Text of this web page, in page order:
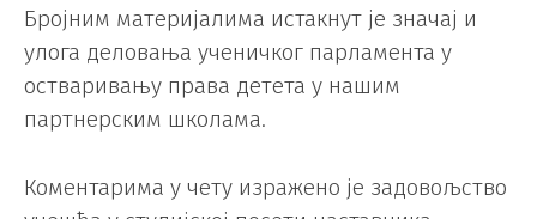
Бројним материјалима истакнут је значај и
улога деловања ученичког парламента у
остваривању права детета у нашим
партнерским школама.
Коментарима у чету изражено је задовољство